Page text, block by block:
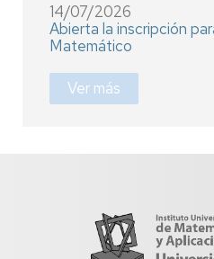
14/07/2026
Abierta la inscripción
Matemático
Ver más